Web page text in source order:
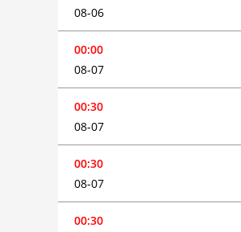
08-06
00:00
08-07
00:30
08-07
00:30
08-07
00:30